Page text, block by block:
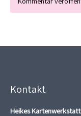
Kontakt
Heikes Kartenwerkstatt